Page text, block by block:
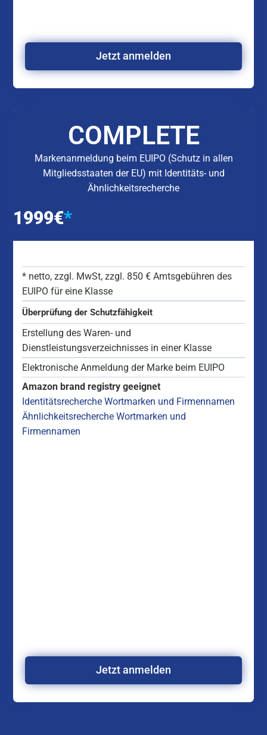
Jetzt anmelden
COMPLETE
Markenanmeldung beim EUIPO (Schutz in allen
Mitgliedsstaaten der EU) mit Identitäts- und
Ähnlichkeitsrecherche
1999€*
* netto, zzgl. MwSt, zzgl. 850 € Amtsgebühren des
EUIPO für eine Klasse
Überprüfung der Schutzfähigkeit
Erstellung des Waren- und
Dienstleistungsverzeichnisses in einer Klasse
Elektronische Anmeldung der Marke beim EUIPO
Amazon brand registry geeignet
Identitätsrecherche Wortmarken und Firmennamen
Ähnlichkeitsrecherche Wortmarken und
Firmennamen
Jetzt anmelden